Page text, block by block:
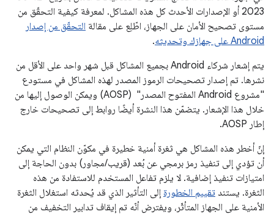
2023 أو الإصدارات الأحدث كل هذه المشاكل. لمعرفة كيفية التحقّق من
مستوى تصحيح الأمان على الجهاز، اطّلِع على مقالة التحقّق من إصدار
Android على جهازك وتحديثه
.
يتم إشعار شركاء Android بجميع المشاكل قبل شهر واحد على الأقل من
نشرها. تم إصدار تصحيحات الرموز المصدر لهذه المشاكل في مستودع
"مشروع Android المفتوح المصدر" ‏ (AOSP) ويمكن الوصول إليها من
خلال هذا الإشعار. يتضمّن هذا النشرة أيضًا روابط إلى تصحيحات خارج
إطار AOSP.
إنّ أخطر هذه المشاكل هي ثغرة أمنية خطيرة في مكوّن النظام التي يمكن
أن تؤدي إلى تنفيذ رمز برمجي عن بُعد (قريب/مجاور) بدون الحاجة إلى
امتيازات تنفيذ إضافية. لا يلزم تفاعل المستخدم للاستفادة من هذه
الثغرة. يستند تقييم الخطورة إلى التأثير الذي قد يُحدثه استغلال الثغرة
الأمنية على الجهاز المتأثّر، ويفترض أنّه تم إيقاف تدابير التخفيف من